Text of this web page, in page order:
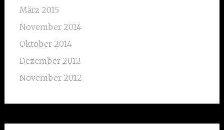
März 2015
November 2014
Oktober 2014
Dezember 2012
November 2012